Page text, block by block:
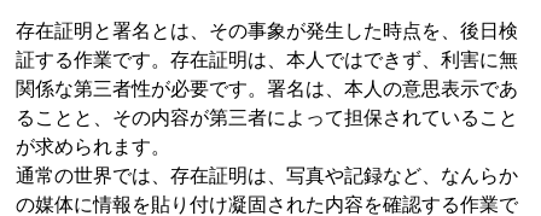
存在証明と署名とは、その事象が発生した時点を、後日検
証する作業です。存在証明は、本人ではできず、利害に無
関係な第三者性が必要です。署名は、本人の意思表示であ
ることと、その内容が第三者によって担保されていること
が求められます。
通常の世界では、存在証明は、写真や記録など、なんらか
の媒体に情報を貼り付け凝固された内容を確認する作業で